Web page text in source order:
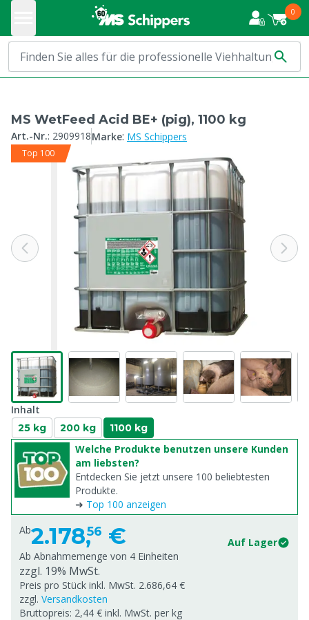
0
MS WetFeed Acid BE+ (pig), 1100 kg
Art.-Nr.: 2909918Marke: MS Schippers
Top 100
Inhalt
25 kg 200 kg 1100 kg
Welche Produkte benutzen unsere Kunden
am liebsten?
Entdecken Sie jetzt unsere 100 beliebtesten
Produkte.
➜ Top 100 anzeigen
Ab2.178,56 €
Auf Lager
Ab Abnahmemenge von 4 Einheiten
zzgl. 19% MwSt.
Preis pro Stück inkl. MwSt. 2.686,64 €
zzgl. Versandkosten
Bruttopreis: 2,44 € inkl. MwSt. per kg